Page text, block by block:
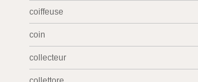
coiffeuse
coin
collecteur